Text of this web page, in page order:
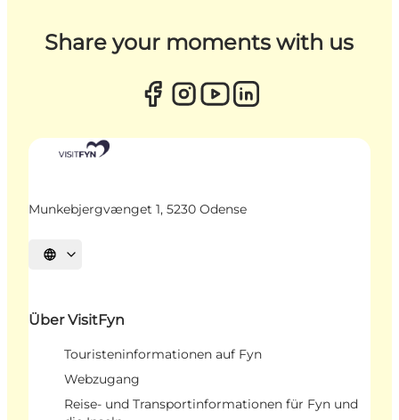
Share your moments with us
Munkebjergvænget 1, 5230 Odense
Sprache auswählen
Über VisitFyn
Touristeninformationen auf Fyn
Webzugang
Reise- und Transportinformationen für Fyn und